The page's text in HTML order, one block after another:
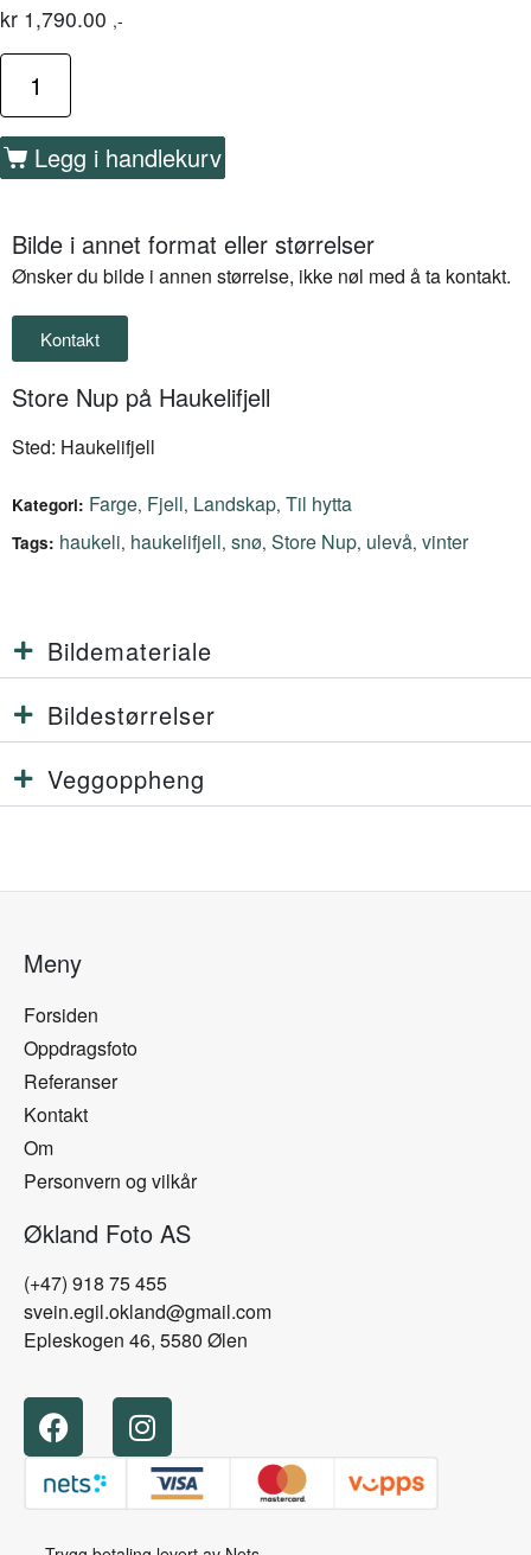
kr 1,790.00 ,-
Legg i handlekurv
Bilde i annet format eller størrelser
Ønsker du bilde i annen størrelse, ikke nøl med å ta kontakt.
Kontakt
Store Nup på Haukelifjell
Sted: Haukelifjell
Kategori: Farge, Fjell, Landskap, Til hytta
Tags: haukeli, haukelifjell, snø, Store Nup, ulevå, vinter
Bildemateriale
Bildestørrelser
Veggoppheng
Meny
Forsiden
Oppdragsfoto
Referanser
Kontakt
Om
Personvern og vilkår
Økland Foto AS
(+47) 918 75 455
svein.egil.okland@gmail.com
Epleskogen 46, 5580 Ølen